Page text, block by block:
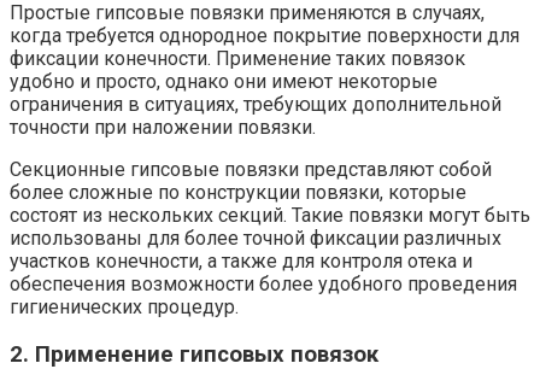
Простые гипсовые повязки применяются в случаях,
когда требуется однородное покрытие поверхности для
фиксации конечности. Применение таких повязок
удобно и просто, однако они имеют некоторые
ограничения в ситуациях, требующих дополнительной
точности при наложении повязки.
Секционные гипсовые повязки представляют собой
более сложные по конструкции повязки, которые
состоят из нескольких секций. Такие повязки могут быть
использованы для более точной фиксации различных
участков конечности, а также для контроля отека и
обеспечения возможности более удобного проведения
гигиенических процедур.
2. Применение гипсовых повязок